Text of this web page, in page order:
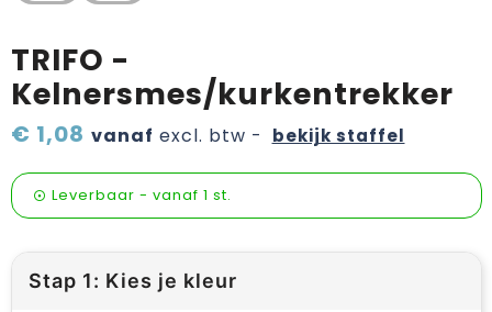
TRIFO -
Kelnersmes/kurkentrekker
€ 1,08 vanaf excl. btw - bekijk staffel
Leverbaar - vanaf 1 st.
Stap 1: Kies je kleur